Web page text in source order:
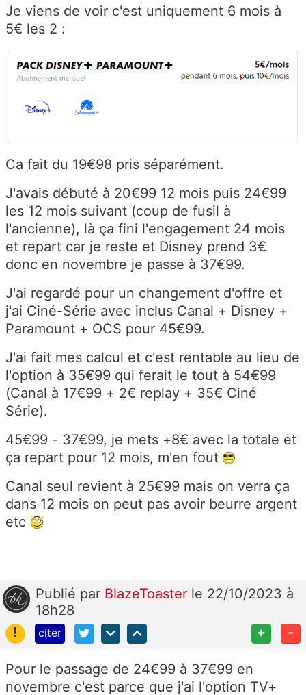
Je viens de voir c'est uniquement 6 mois à
5€ les 2 :
Ca fait du 19€98 pris séparément.
J'avais débuté à 20€99 12 mois puis 24€99
les 12 mois suivant (coup de fusil à
l'ancienne), là ça fini l'engagement 24 mois
et repart car je reste et Disney prend 3€
donc en novembre je passe à 37€99.
J'ai regardé pour un changement d'offre et
j'ai Ciné-Série avec inclus Canal + Disney +
Paramount + OCS pour 45€99.
J'ai fait mes calcul et c'est rentable au lieu de
l'option à 35€99 qui ferait le tout à 54€99
(Canal à 17€99 + 2€ replay + 35€ Ciné
Série).
45€99 - 37€99, je mets +8€ avec la totale et
ça repart pour 12 mois, m'en fout
Canal seul revient à 25€99 mais on verra ça
dans 12 mois on peut pas avoir beurre argent
etc
Publié par BlazeToaster le 22/10/2023 à
18h28
!
citer + -
Pour le passage de 24€99 à 37€99 en
novembre c'est parce que j'ai l'option TV+